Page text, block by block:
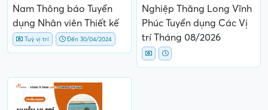
Nam Thông báo Tuyển
dụng Nhân viên Thiết kế
Tuỳ vị trí Đến 30/04/2024
Nghiệp Thăng Long Vĩnh
Phúc Tuyển dụng Các Vị
trí Tháng 08/2026